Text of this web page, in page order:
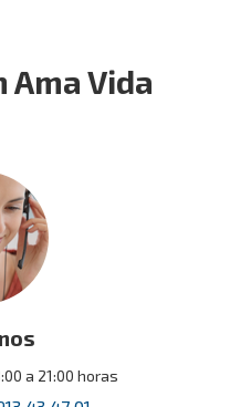
Ama Vida
a 21:00 horas